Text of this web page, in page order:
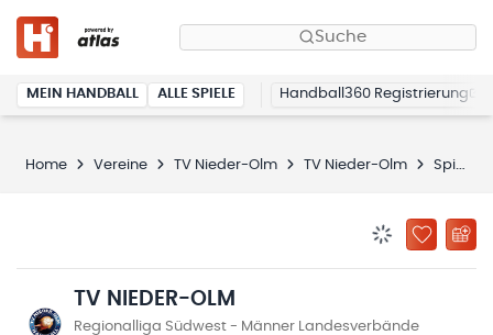
Suche
MEIN HANDBALL ALLE SPIELE Handball360 Registrierung
Home Vereine TV Nieder-Olm TV Nieder-Olm Spielplan
ZU
TV NIEDER-OLM
Regionalliga Südwest - Männer Landesverbände